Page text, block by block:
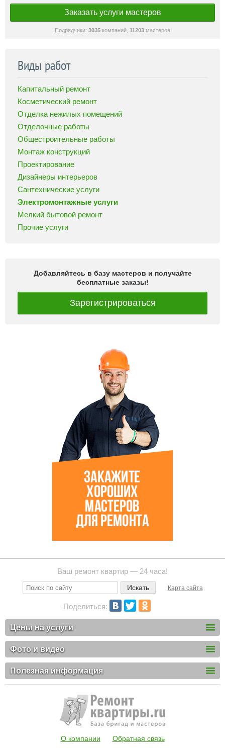
Заказать услуги мастеров
Подрядчики: 3035 компаний, 11203 мастеров
Виды работ
Капитальный ремонт
Косметический ремонт
Отделка нежилых помещений
Отделочные работы
Общестроительные работы
Монтаж конструкций
Проектирование
Дизайнеры интерьеров
Сантехнические услуги
Электромонтажные услуги
Мелкий бытовой ремонт
Прочие услуги
Добавляйтесь в базу мастеров и получайте
бесплатные заказы!
Зарегистрироваться
Ваш ремонт квартир — 24 часа!
Карта сайта
Поделиться:
Цены на услуги
Фото и видео
Полезная информация
О компании Обратная связь